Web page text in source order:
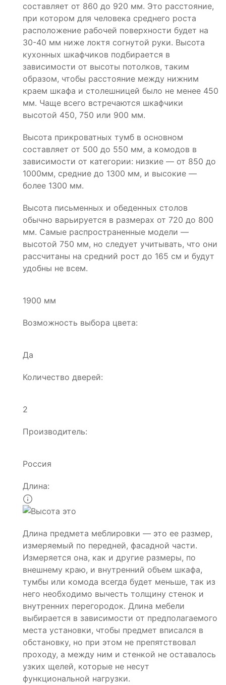
составляет от 860 до 920 мм. Это расстояние,
при котором для человека среднего роста
расположение рабочей поверхности будет на
30-40 мм ниже локтя согнутой руки. Высота
кухонных шкафчиков подбирается в
зависимости от высоты потолков, таким
образом, чтобы расстояние между нижним
краем шкафа и столешницей было не менее 450
мм. Чаще всего встречаются шкафчики
высотой 450, 750 или 900 мм.
Высота прикроватных тумб в основном
составляет от 500 до 550 мм, а комодов в
зависимости от категории: низкие — от 850 до
1000мм, средние до 1300 мм, и высокие —
более 1300 мм.
Высота письменных и обеденных столов
обычно варьируется в размерах от 720 до 800
мм. Самые распространенные модели —
высотой 750 мм, но следует учитывать, что они
рассчитаны на средний рост до 165 см и будут
удобны не всем.
1900 мм
Возможность выбора цвета:
Да
Количество дверей:
2
Производитель:
Россия
Длина:
Длина предмета меблировки — это ее размер,
измеряемый по передней, фасадной части.
Измеряется она, как и другие размеры, по
внешнему краю, и внутренний объем шкафа,
тумбы или комода всегда будет меньше, так из
него необходимо вычесть толщину стенок и
внутренних перегородок. Длина мебели
выбирается в зависимости от предполагаемого
места установки, чтобы предмет вписался в
обстановку, но при этом не препятствовал
проходу, а между ним и стенкой не оставалось
узких щелей, которые не несут
функциональной нагрузки.